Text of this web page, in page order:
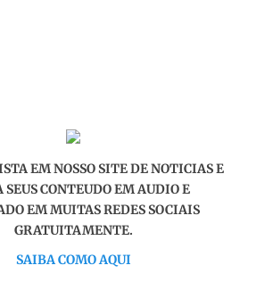
EM NOSSO SITE DE NOTICIAS E
CONTEUDO EM AUDIO E
EM MUITAS REDES SOCIAIS
GRATUITAMENTE.
SAIBA COMO AQUI